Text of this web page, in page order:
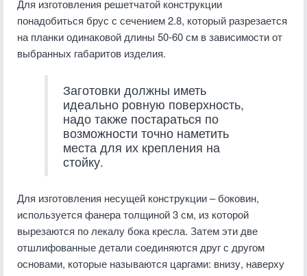
Для изготовления решетчатой конструкции
понадобиться брус с сечением 2.8, который разрезается
на планки одинаковой длины 50-60 см в зависимости от
выбранных габаритов изделия.
Заготовки должны иметь
идеально ровную поверхность,
надо также постараться по
возможности точно наметить
места для их крепления на
стойку.
Для изготовления несущей конструкции – боковин,
используется фанера толщиной 3 см, из которой
вырезаются по лекалу бока кресла. Затем эти две
отшлифованные детали соединяются друг с другом
основами, которые называются царгами: внизу, наверху